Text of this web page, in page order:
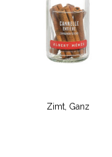
Zimt, Ganz